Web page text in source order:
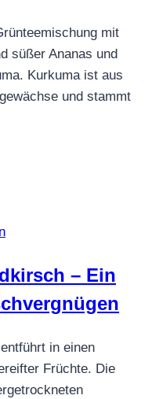
mit
süßer Ananas und
Kurkuma ist aus
und stammt
– Ein
in einen
Früchte. Die